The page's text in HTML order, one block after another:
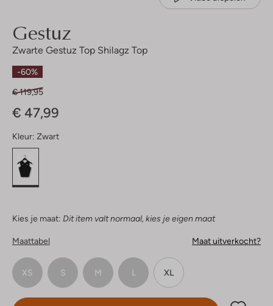
Gestuz
Zwarte Gestuz Top Shilagz Top
-60%
€ 119,95
€ 47,99
Kleur: Zwart
Kies je maat: Dit item valt normaal, kies je eigen maat
Maattabel Maat uitverkocht?
XS S M L XL